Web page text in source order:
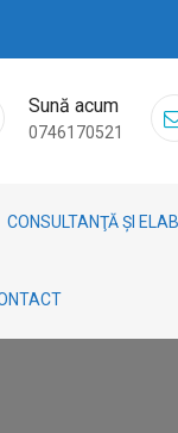
Sună acum
0746170521
CONSULTANŢĂ ȘI